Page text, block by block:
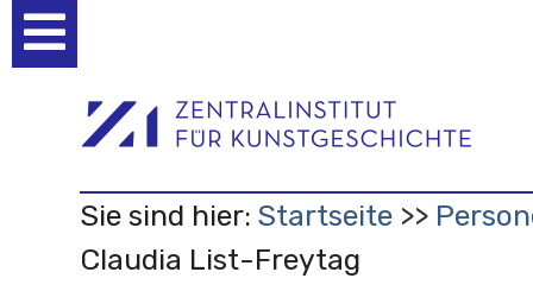
Werkzeuge
Sie sind hier: Startseite
Claudia List-Freytag